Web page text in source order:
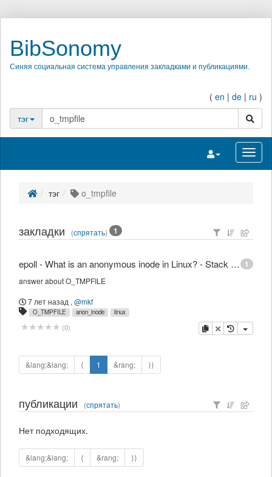
BibSonomy
Синяя социальная система управления закладками и публикациями.
( en | de | ru )
тэг
поиск
Переключить
тэг o_tmpfile
закладки (спрятать) 1
1
epoll - What is an anonymous inode in Linux? - Stack Overflow
answer about O_TMPFILE
7 лет назад , @mkf
O_TMPFILE anon_inode linux
(0) копировать
удалить
&lang;&lang; ⟨ 1 &rang; ⟩⟩
публикации (спрятать)
Нет подходящих.
&lang;&lang; ⟨ &rang; ⟩⟩